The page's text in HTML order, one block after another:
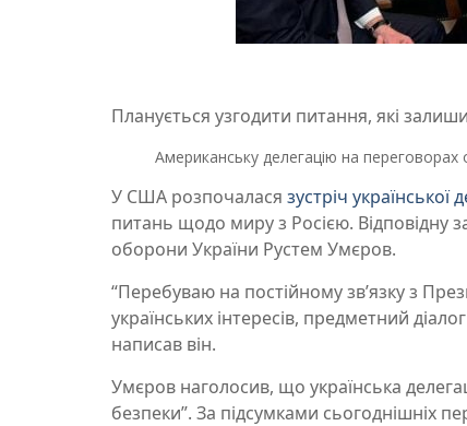
Планується узгодити питання, які
Американську делегацію на
У США розпочалася зустріч української
питань щодо миру з Росією. Відповідну
оборони України Рустем Умєров.
“Перебуваю на постійному звʼязку з
українських інтересів, предметний
написав він.
Умєров наголосив, що українська
безпеки”. За підсумками сьогоднішніх